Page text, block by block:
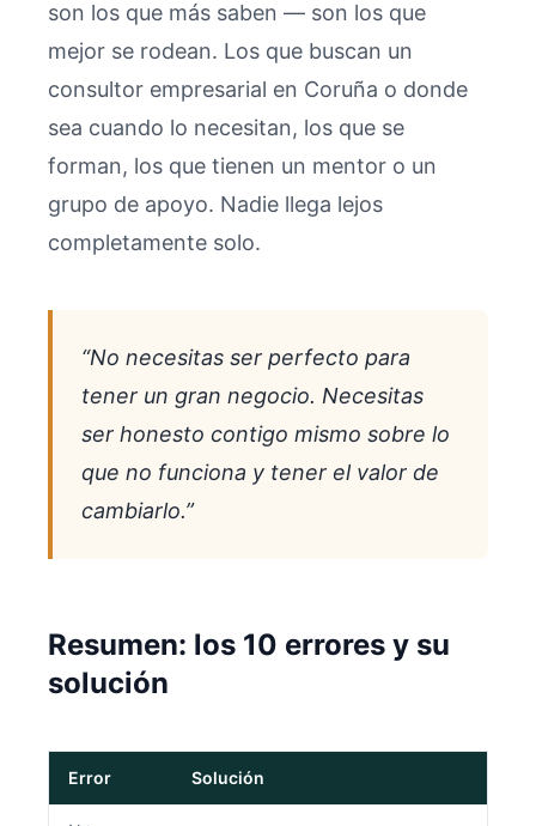
son los que más saben — son los que
mejor se rodean. Los que buscan un
consultor empresarial en Coruña o donde
sea cuando lo necesitan, los que se
forman, los que tienen un mentor o un
grupo de apoyo. Nadie llega lejos
completamente solo.
“No necesitas ser perfecto para
tener un gran negocio. Necesitas
ser honesto contigo mismo sobre lo
que no funciona y tener el valor de
cambiarlo.”
Resumen: los 10 errores y su
solución
Error Solución